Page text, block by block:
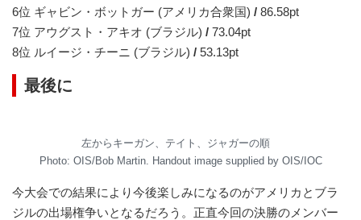
6位 ギャビン・ボットガー (アメリカ合衆国) / 86.58pt
7位 アウグスト・アキオ (ブラジル) / 73.04pt
8位 ルイージ・チーニ (ブラジル) / 53.13pt
最後に
左からキーガン、テイト、ジャガーの順
Photo: OIS/Bob Martin. Handout image supplied by OIS/IOC
今大会での結果により今後楽しみになるのがアメリカとブラ
ジルの出場権争いとなるだろう。正直今回の決勝のメンバー